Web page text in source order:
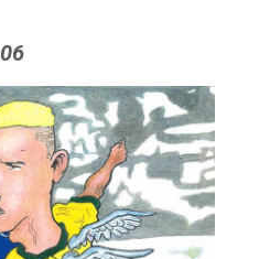
06